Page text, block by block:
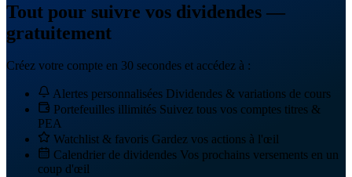
Tout pour suivre vos dividendes —
gratuitement
Créez votre compte en 30 secondes et accédez à :
Alertes personnalisées Dividendes & variations de cours
Portefeuilles illimités Suivez tous vos comptes titres &
PEA
Watchlist & favoris Gardez vos actions à l'œil
Calendrier de dividendes Vos prochains versements en un
coup d'œil